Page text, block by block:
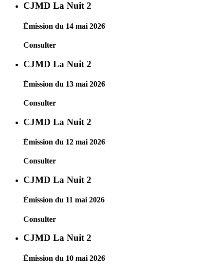
CJMD La Nuit 2
Émission du 14 mai 2026
Consulter
CJMD La Nuit 2
Émission du 13 mai 2026
Consulter
CJMD La Nuit 2
Émission du 12 mai 2026
Consulter
CJMD La Nuit 2
Émission du 11 mai 2026
Consulter
CJMD La Nuit 2
Émission du 10 mai 2026